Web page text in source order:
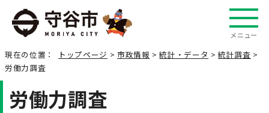
メニュー
現在の位置： トップページ > 市政情報 >統計・データ >統計調査 >
労働力調査
労働力調査